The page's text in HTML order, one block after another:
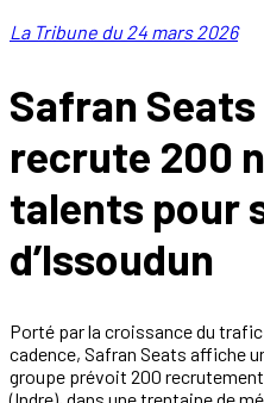
La Tribune du 24 mars 2026
Safran
recrute 200
talents pour
d’Issoudun
Porté par la croissance du
cadence, Safran Seats affiche
groupe prévoit 200